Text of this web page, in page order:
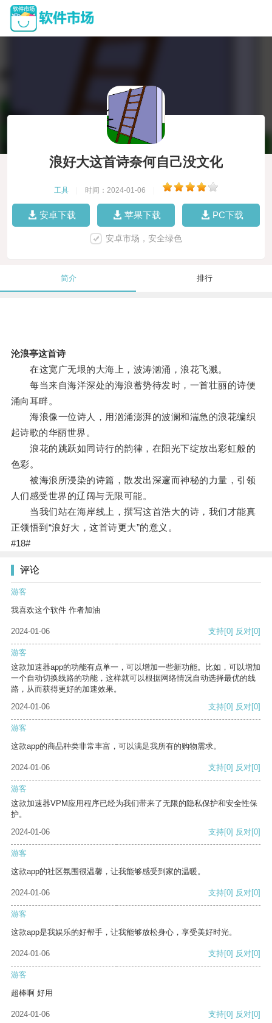
浪好大这首诗奈何自己没文化
工具 时间：2024-01-06
安卓下载 苹果下载 PC下载
安卓市场，安全绿色
简介 排行
沦浪亭这首诗
在这宽广无垠的大海上，波涛汹涌，浪花飞溅。
每当来自海洋深处的海浪蓄势待发时，一首壮丽的诗便
涌向耳畔。
海浪像一位诗人，用汹涌澎湃的波澜和湍急的浪花编织
起诗歌的华丽世界。
浪花的跳跃如同诗行的韵律，在阳光下绽放出彩虹般的
色彩。
被海浪所浸染的诗篇，散发出深邃而神秘的力量，引领
人们感受世界的辽阔与无限可能。
当我们站在海岸线上，撰写这首浩大的诗，我们才能真
正领悟到“浪好大，这首诗更大”的意义。
#18#
评论
游客
我喜欢这个软件 作者加油
2024-01-06 支持[0] 反对[0]
游客
这款加速器app的功能有点单一，可以增加一些新功能。比如，可以增加
一个自动切换线路的功能，这样就可以根据网络情况自动选择最优的线
路，从而获得更好的加速效果。
2024-01-06
支持[0] 反对[0]
游客
这款app的商品种类非常丰富，可以满足我所有的购物需求。
2024-01-06 支持[0] 反对[0]
游客
这款加速器VPM应用程序已经为我们带来了无限的隐私保护和安全性保
护。
2024-01-06
支持[0] 反对[0]
游客
这款app的社区氛围很温馨，让我能够感受到家的温暖。
2024-01-06 支持[0] 反对[0]
游客
这款app是我娱乐的好帮手，让我能够放松身心，享受美好时光。
2024-01-06 支持[0] 反对[0]
游客
超棒啊 好用
2024-01-06 支持[0] 反对[0]